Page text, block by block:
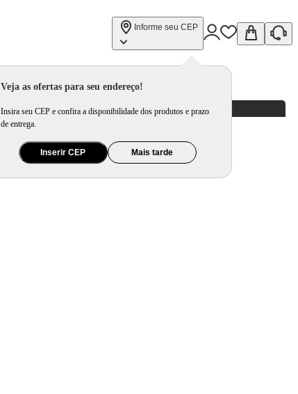
Informe seu CEP
Veja as ofertas para seu endereço!
Insira seu CEP e confira a disponibilidade dos produtos e prazo
de entrega.
Inserir CEP Mais tarde